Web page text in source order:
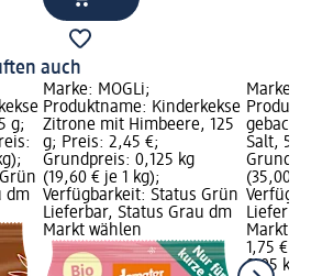
auch
g;
dm
Marke: MOGLi;
Produktname: Kinderkekse
Zitrone mit Himbeere, 125
g; Preis: 2,45 €;
Grundpreis: 0,125 kg
(19,60 € je 1 kg);
Verfügbarkeit: Status Grün
Lieferbar, Status Grau dm
Markt wählen
Marke:
Salt, 50
(35,00 €
Markt
1,75 €
0,05 kg